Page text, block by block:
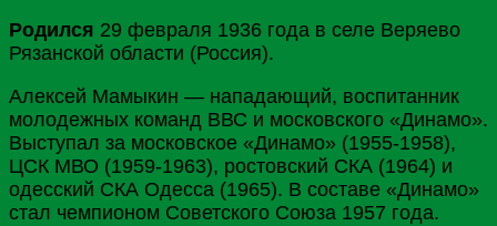
Родился 29 февраля 1936 года в селе Веряево
Рязанской области (Россия).
Алексей Мамыкин — нападающий, воспитанник
молодежных команд ВВС и московского «Динамо».
Выступал за московское «Динамо» (1955-1958),
ЦСК МВО (1959-1963), ростовский СКА (1964) и
одесский СКА Одесса (1965). В составе «Динамо»
стал чемпионом Советского Союза 1957 года.